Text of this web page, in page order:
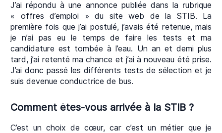
J’ai répondu à une annonce publiée dans la rubrique
« offres d’emploi » du site web de la STIB. La
première fois que j’ai postulé, j’avais été retenue, mais
je n’ai pas eu le temps de faire les tests et ma
candidature est tombée à l’eau. Un an et demi plus
tard, j’ai retenté ma chance et j’ai à nouveau été prise.
J’ai donc passé les différents tests de sélection et je
suis devenue conductrice de bus.
Comment êtes-vous arrivée à la STIB ?
C’est un choix de cœur, car c’est un métier que je